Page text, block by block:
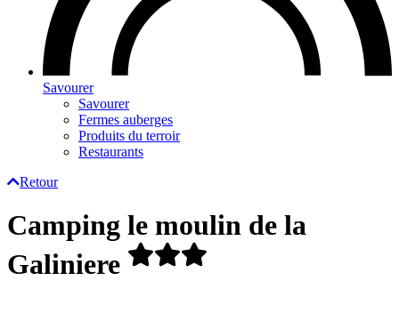
Savourer
Savourer
Fermes auberges
Produits du terroir
Restaurants
Retour
Camping le moulin de la
Galiniere